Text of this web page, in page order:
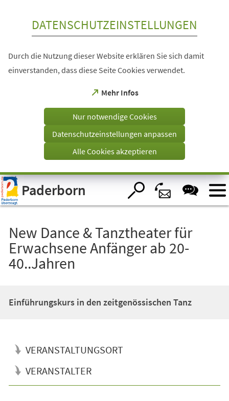
Visuelle
Assistenzsoftware
öffnen.
DATENSCHUTZEINSTELLUNGEN
Durch die Nutzung dieser Website erklären Sie sich damit
einverstanden, dass diese Seite Cookies verwendet.
Mehr Infos
(Öffnet
einem
Tab)
Nur notwendige Cookies
Datenschutzeinstellungen anpassen
Alle Cookies akzeptieren
Paderborn
New Dance & Tanztheater für
Erwachsene Anfänger ab 20-
40..Jahren
Einführungskurs in den zeitgenössischen Tanz
VERANSTALTUNGSORT
VERANSTALTER